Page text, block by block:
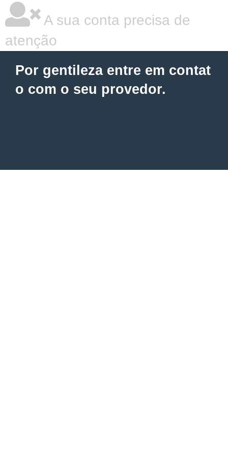
A sua conta precisa de
atenção
Por gentileza entre em contat
o com o seu provedor.